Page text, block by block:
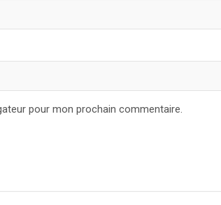
pour mon prochain commentaire.